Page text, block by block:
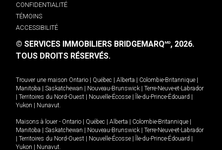
CONFIDENTIALITÉ
TÉMOINS
ACCESSIBILITÉ
© SERVICES IMMOBILIERS BRIDGEMARQMD, 2026.
TOUS DROITS RÉSERVÉS.
Trouver une maison Ontario Québec Alberta Colombie-Britannique
Manitoba
Saskatchewan Nouveau-Brunswick
Terre-Neuve-et-Labrador
Territoires du Nord-Ouest Nouvelle-Écosse Île-du-Prince-Édouard
Yukon
Nunavut.
Maisons à louer - Ontario Québec Alberta Colombie-Britannique
Manitoba
Saskatchewan Nouveau-Brunswick
Terre-Neuve-et-Labrador
Territoires du Nord-Ouest Nouvelle-Écosse Île-du-Prince-Édouard
Yukon
Nunavut.